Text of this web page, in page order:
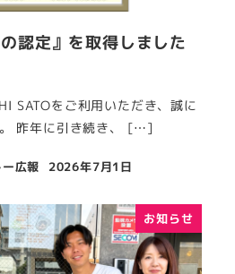
認定』を取得しました
SATOをご利用いただき、誠に
昨年に引き続き、 […]
広報 2026年7月1日
お知らせ